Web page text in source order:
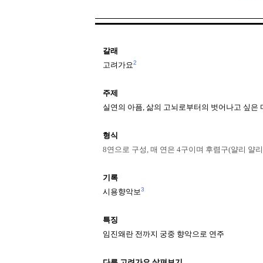
갈래
고려가요2
주제
실연의 아픔, 삶의 고뇌로부터의 벗어나고 싶은
형식
8연으로 구성, 매 연은 4구이며 후렴구(얄리 얄
기록
시용향악보3
특징
임진왜란 전까지 궁중 향악으로 연주